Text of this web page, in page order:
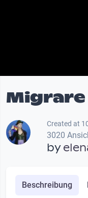
Migrare
Created at
3020
by
Beschreibung